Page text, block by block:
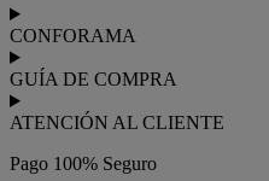
CONFORAMA
GUÍA DE COMPRA
ATENCIÓN AL CLIENTE
Pago 100% Seguro